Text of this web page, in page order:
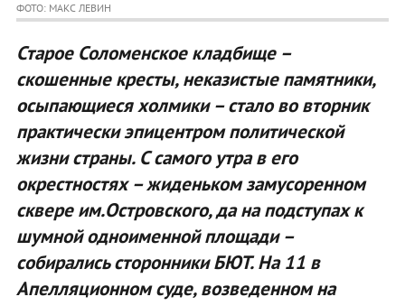
ФОТО: МАКС ЛЕВИН
Старое Соломенское кладбище –
скошенные кресты, неказистые памятники,
осыпающиеся холмики – стало во вторник
практически эпицентром политической
жизни страны. С самого утра в его
окрестностях – жиденьком замусоренном
сквере им.Островского, да на подступах к
шумной одноименной площади –
собирались сторонники БЮТ. На 11 в
Апелляционном суде, возведенном на